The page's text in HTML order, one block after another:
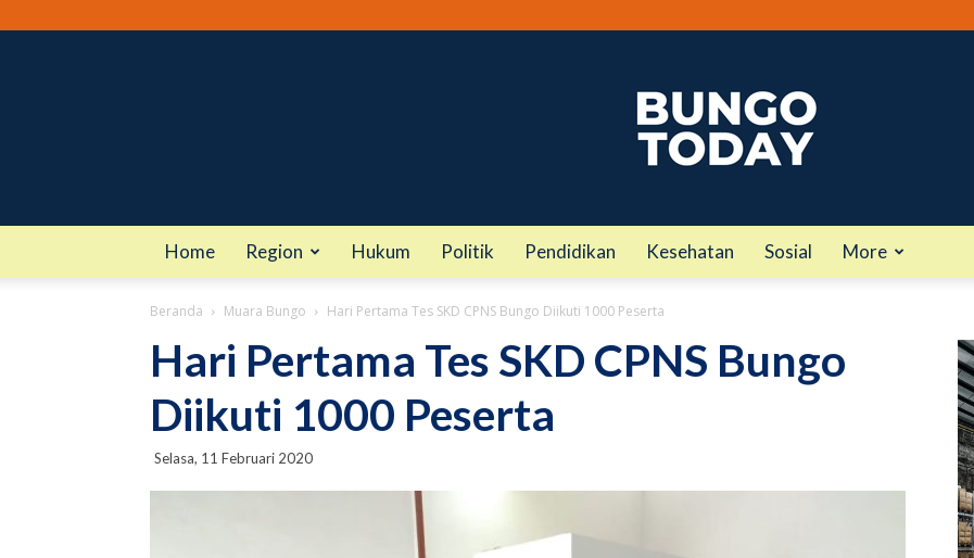
Home Region Hukum Politik Pendidikan Kesehatan Sosial More
Beranda Muara Bungo Hari Pertama Tes SKD CPNS Bungo Diikuti 1000 Peserta
Hari Pertama Tes SKD CPNS Bungo
Diikuti 1000 Peserta
Selasa, 11 Februari 2020